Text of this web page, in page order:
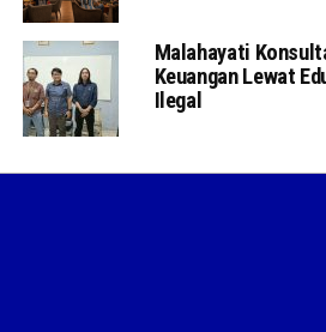
Malahayati
Keuangan Lewat
Ilegal